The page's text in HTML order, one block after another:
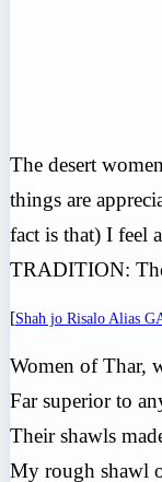
The desert
things are
fact is that) I feel
TRADITION:
[Shah jo Risalo Alias
Women of Thar,
Far superior to
Their shawls
My rough shawl